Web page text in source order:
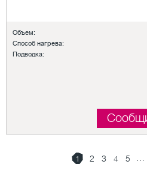
Объем:
Способ нагрева:
Подводка:
1 2 3 4 5